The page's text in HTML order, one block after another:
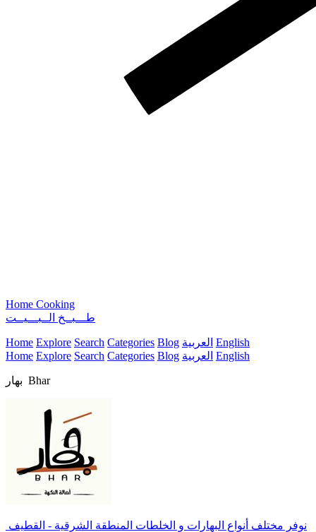
Home Cooking
طـــبــخ الــبـــيــت
Home Explore Search Categories Blog العربية English
Home Explore Search Categories Blog العربية English
بهار ⁦️⁩ Bhar